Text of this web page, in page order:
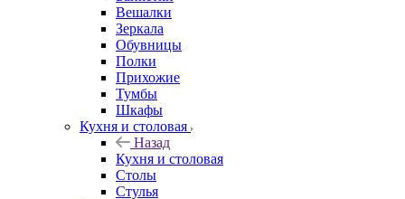
Вешалки
Зеркала
Обувницы
Полки
Прихожие
Тумбы
Шкафы
Кухня и столовая
Назад
Кухня и столовая
Столы
Стулья